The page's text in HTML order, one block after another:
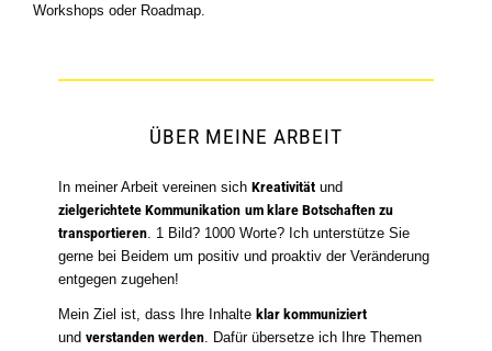
Workshops oder Roadmap.
ÜBER MEINE ARBEIT
In meiner Arbeit vereinen sich Kreativitätund
zielgerichtete Kommunikation um klare Botschaften zu
transportieren. 1 Bild? 1000 Worte? Ich unterstütze Sie
gerne bei Beidem um positiv und proaktiv der Veränderung
entgegen zugehen!
Mein Ziel ist, dass Ihre Inhalte klar kommuniziert
und verstanden werden. Dafür übersetze ich Ihre Themen